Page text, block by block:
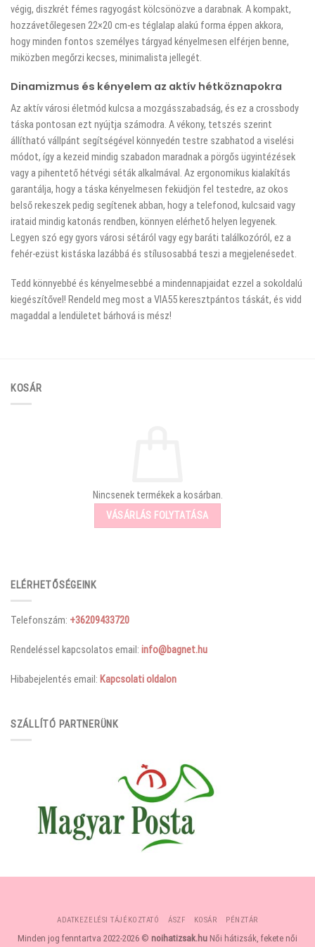
végig, diszkrét fémes ragyogást kölcsönözve a darabnak. A kompakt,
hozzávetőlegesen 22×20 cm-es téglalap alakú forma éppen akkora,
hogy minden fontos személyes tárgyad kényelmesen elférjen benne,
miközben megőrzi kecses, minimalista jellegét.
Dinamizmus és kényelem az aktív hétköznapokra
Az aktív városi életmód kulcsa a mozgásszabadság, és ez a crossbody
táska pontosan ezt nyújtja számodra. A vékony, tetszés szerint
állítható vállpánt segítségével könnyedén testre szabhatod a viselési
módot, így a kezeid mindig szabadon maradnak a pörgős ügyintézések
vagy a pihentető hétvégi séták alkalmával. Az ergonomikus kialakítás
garantálja, hogy a táska kényelmesen feküdjön fel testedre, az okos
belső rekeszek pedig segítenek abban, hogy a telefonod, kulcsaid vagy
irataid mindig katonás rendben, könnyen elérhető helyen legyenek.
Legyen szó egy gyors városi sétáról vagy egy baráti találkozóról, ez a
fehér-ezüst kistáska lazábbá és stílusosabbá teszi a megjelenésedet.
Tedd könnyebbé és kényelmesebbé a mindennapjaidat ezzel a sokoldalú
kiegészítővel! Rendeld meg most a VIA55 keresztpántos táskát, és vidd
magaddal a lendületet bárhová is mész!
KOSÁR
Nincsenek termékek a kosárban.
VÁSÁRLÁS FOLYTATÁSA
ELÉRHETŐSÉGEINK
Telefonszám: +36209433720
Rendeléssel kapcsolatos email: info@bagnet.hu
Hibabejelentés email: Kapcsolati oldalon
SZÁLLÍTÓ PARTNERÜNK
ADATKEZELÉSI TÁJÉKOZTATÓ ÁSZF KOSÁR PÉNZTÁR
Minden jog fenntartva 2022-2026 © noihatizsak.hu Női hátizsák, fekete női